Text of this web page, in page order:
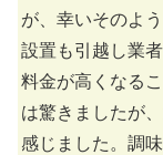
が、幸いそのよ
設置も引越し業
料金が高くなる
は驚きましたが
感じました。調